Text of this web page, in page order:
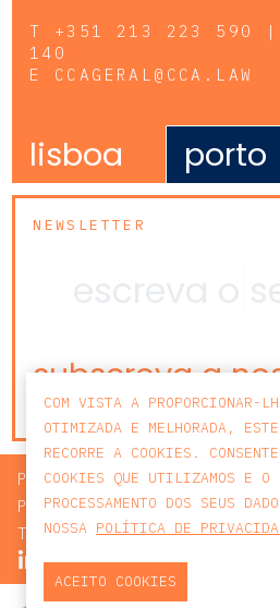
T +351 213 223 590
140
E CCAGERAL@CCA.LAW
lisboa porto
NEWSLETTER
subscreva a
newsletter
PROCURAR
POLÍTICA DE PRIVACIDADE
TERMOS E CONDIÇÕES
COM VISTA A PROPORCIONAR-
OTIMIZADA E MELHORADA,
RECORRE A COOKIES.
COOKIES QUE UTILIZAMOS E O
PROCESSAMENTO DOS SEUS
NOSSA POLÍTICA DE
ACEITO COOKIES